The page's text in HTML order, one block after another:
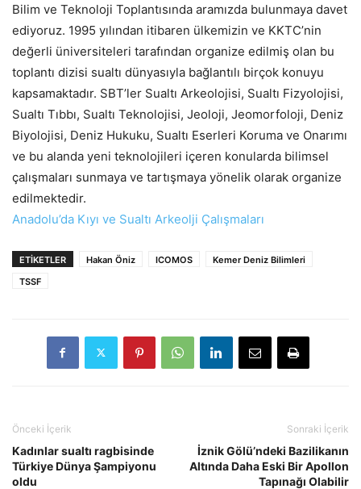
Bilim ve Teknoloji Toplantısında aramızda bulunmaya davet
ediyoruz. 1995 yılından itibaren ülkemizin ve KKTC’nin
değerli üniversiteleri tarafından organize edilmiş olan bu
toplantı dizisi sualtı dünyasıyla bağlantılı birçok konuyu
kapsamaktadır. SBT’ler Sualtı Arkeolojisi, Sualtı Fizyolojisi,
Sualtı Tıbbı, Sualtı Teknolojisi, Jeoloji, Jeomorfoloji, Deniz
Biyolojisi, Deniz Hukuku, Sualtı Eserleri Koruma ve Onarımı
ve bu alanda yeni teknolojileri içeren konularda bilimsel
çalışmaları sunmaya ve tartışmaya yönelik olarak organize
edilmektedir.
Anadolu’da Kıyı ve Sualtı Arkeolji Çalışmaları
ETIKETLER Hakan Öniz ICOMOS
Kemer Deniz Bilimleri
TSSF
Önceki İçerik
Kadınlar sualtı ragbisinde
Türkiye Dünya Şampiyonu
oldu
Sonraki İçerik
İznik Gölü’ndeki Bazilikanın
Altında Daha Eski Bir Apollon
Tapınağı Olabilir